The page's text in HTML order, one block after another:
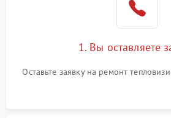
1. Вы оставляете
Оставьте заявку на ремонт